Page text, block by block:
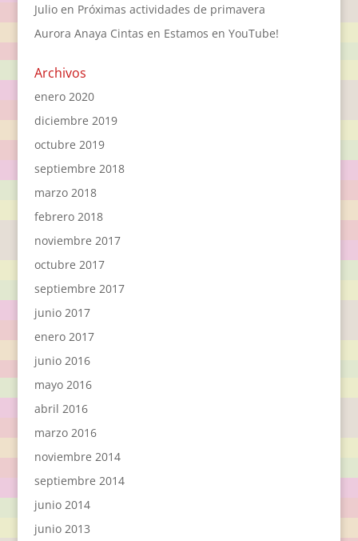
Julioen Próximas actividades de primavera
Aurora Anaya Cintas en Estamos en YouTube!
Archivos
enero 2020
diciembre 2019
octubre 2019
septiembre 2018
marzo 2018
febrero 2018
noviembre 2017
octubre 2017
septiembre 2017
junio 2017
enero 2017
junio 2016
mayo 2016
abril 2016
marzo 2016
noviembre 2014
septiembre 2014
junio 2014
junio 2013